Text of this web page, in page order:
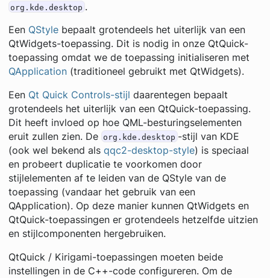
org.kde.desktop .
Een QStylebepaalt grotendeels het uiterlijk van een
QtWidgets-toepassing. Dit is nodig in onze QtQuick-
toepassing omdat we de toepassing initialiseren met
QApplication(traditioneel gebruikt met QtWidgets).
Een Qt Quick Controls-stijl daarentegen bepaalt
grotendeels het uiterlijk van een QtQuick-toepassing.
Dit heeft invloed op hoe QML-besturingselementen
eruit zullen zien. De org.kde.desktop -stijl van KDE
(ook wel bekend als qqc2-desktop-style) is speciaal
en probeert duplicatie te voorkomen door
stijlelementen af ​​te leiden van de QStyle van de
toepassing (vandaar het gebruik van een
QApplication). Op deze manier kunnen QtWidgets en
QtQuick-toepassingen er grotendeels hetzelfde uitzien
en stijlcomponenten hergebruiken.
QtQuick / Kirigami-toepassingen moeten beide
instellingen in de C++-code configureren. Om de